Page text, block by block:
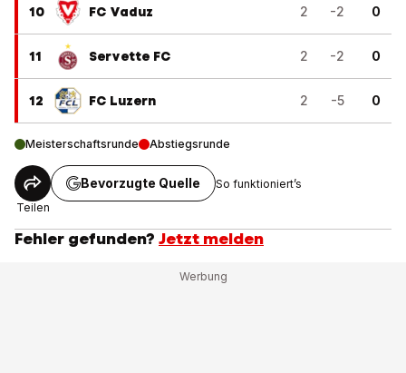
10 FC Vaduz 2 -2 0
11 Servette FC 2 -2 0
12 FC Luzern 2 -5 0
Meisterschaftsrunde Abstiegsrunde
Teilen
Bevorzugte Quelle So funktioniert’s
Fehler gefunden? Jetzt melden